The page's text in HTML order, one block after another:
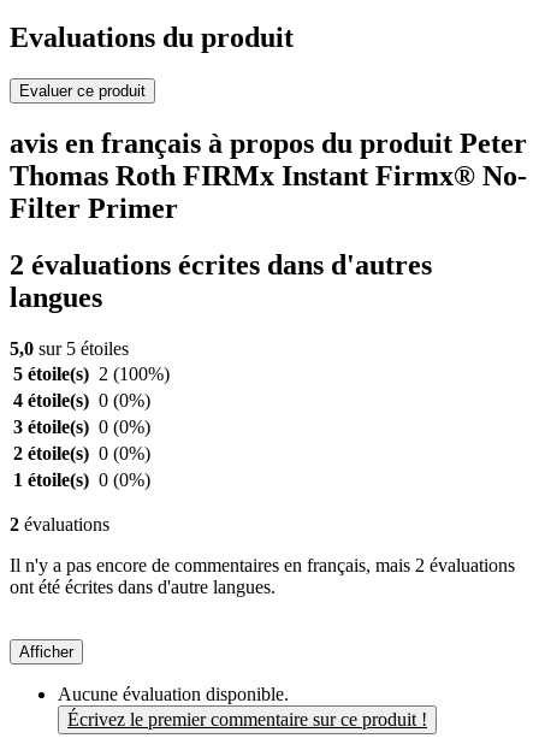
Evaluations du produit
Evaluer ce produit
avis en français à propos du produit Peter
Thomas Roth FIRMx Instant Firmx® No-
Filter Primer
2 évaluations écrites dans d'autres
langues
5,0 sur 5 étoiles
5 étoile(s) 2 (100%)
4 étoile(s) 0 (0%)
3 étoile(s) 0 (0%)
2 étoile(s) 0 (0%)
1 étoile(s) 0 (0%)
2 évaluations
Il n'y a pas encore de commentaires en français, mais 2 évaluations
ont été écrites dans d'autre langues.
Afficher
Aucune évaluation disponible.
Écrivez le premier commentaire sur ce produit !